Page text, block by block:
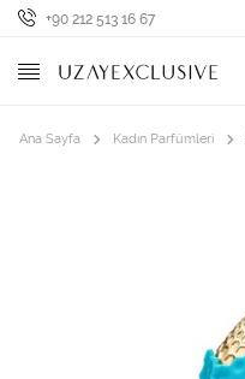
+90 212 513 16 67
Ana Sayfa Kadın Parfümleri